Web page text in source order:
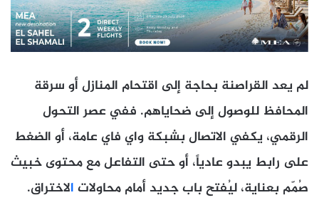
لم يعد القراصنة بحاجة إلى اقتحام المنازل أو سرقة
المحافظ للوصول إلى ضحاياهم. ففي عصر التحول
الرقمي، يكفي الاتصال بشبكة واي فاي عامة، أو الضغط
على رابط يبدو عادياً، أو حتى التفاعل مع محتوى خبيث
صُمّم بعناية، ليُفتح باب جديد أمام محاولات الاختراق.